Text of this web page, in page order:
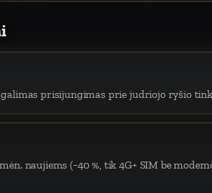
prisijungimas prie judriojo ryšio
naujiems (−40 %, tik 4G+ SIM be